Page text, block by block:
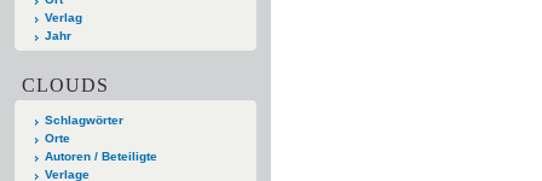
Verlag
Jahr
CLOUDS
Schlagwörter
Orte
Autoren / Beteiligte
Verlage